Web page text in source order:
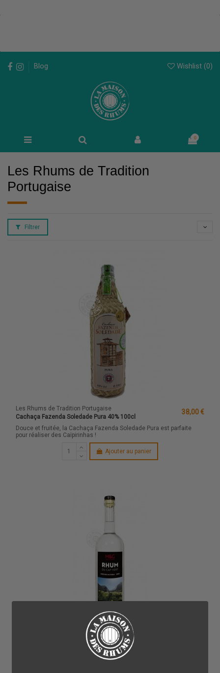
Blog Wishlist (0)
0
Les Rhums de Tradition
Portugaise
Filtrer
Les Rhums de Tradition Portugaise
Cachaça Fazenda Soledade Pura 40% 100cl
38,00 €
Douce et fruitée, la Cachaça Fazenda Soledade Pura est parfaite
pour réaliser des Caïpirinhas !
Ajouter au panier
Rhums Agricoles et Rhums de pur jus de canne
Rhum Grogue M&G Blanc Ribeira Da Cruz 43%